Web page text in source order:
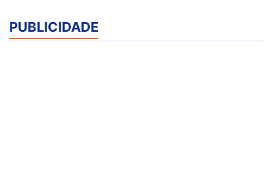
PUBLICIDADE